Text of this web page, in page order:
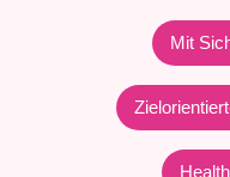
Mit